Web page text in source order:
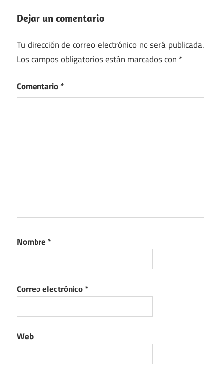
Dejar un comentario
Tu dirección de correo electrónico no será publicada.
Los campos obligatorios están marcados con *
Comentario*
Nombre *
Correo electrónico*
Web